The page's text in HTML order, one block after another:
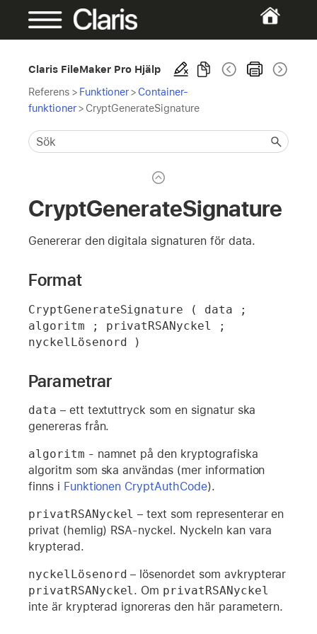
Claris FileMaker Pro Hjälp
Referens > Funktioner> Container-
funktioner> CryptGenerateSignature
CryptGenerateSignature
Genererar den digitala signaturen för data.
Format
CryptGenerateSignature ( data ;
algoritm ; privatRSANyckel ;
nyckelLösenord )
Parametrar
data – ett textuttryck som en signatur ska
genereras från.
algoritm - namnet på den kryptografiska
algoritm som ska användas (mer information
finns i Funktionen CryptAuthCode).
privatRSANyckel – text som representerar en
privat (hemlig) RSA-nyckel. Nyckeln kan vara
krypterad.
nyckelLösenord – lösenordet som avkrypterar
privatRSANyckel. Om privatRSANyckel
inte är krypterad ignoreras den här parametern.